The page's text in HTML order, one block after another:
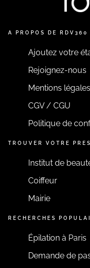
A PROPOS DE RDV360
Ajoutez votre
Rejoignez-nous
Mentions légales
CGV / CGU
Politique de
TROUVER VOTRE
Institut de
Coiffeur
Mairie
RECHERCHES
Épilation à Paris
Demande de